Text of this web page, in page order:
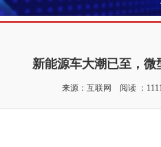
新能源车大潮已至，
来源：互联网 阅读 ：